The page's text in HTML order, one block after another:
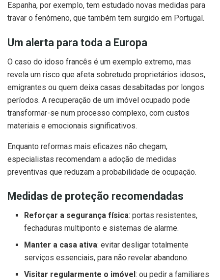
Espanha, por exemplo, tem estudado novas medidas para
travar o fenómeno, que também tem surgido em Portugal.
Um alerta para toda a Europa
O caso do idoso francês é um exemplo extremo, mas
revela um risco que afeta sobretudo proprietários idosos,
emigrantes ou quem deixa casas desabitadas por longos
períodos. A recuperação de um imóvel ocupado pode
transformar-se num processo complexo, com custos
materiais e emocionais significativos.
Enquanto reformas mais eficazes não chegam,
especialistas recomendam a adoção de medidas
preventivas que reduzam a probabilidade de ocupação.
Medidas de proteção recomendadas
Reforçar a segurança física: portas resistentes,
fechaduras multiponto e sistemas de alarme.
Manter a casa ativa: evitar desligar totalmente
serviços essenciais, para não revelar abandono.
Visitar regularmente o imóvel: ou pedir a familiares